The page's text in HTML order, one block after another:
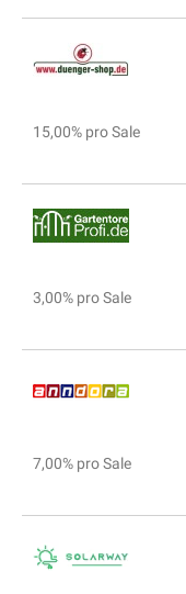
15,00% pro Sale
3,00% pro Sale
7,00% pro Sale